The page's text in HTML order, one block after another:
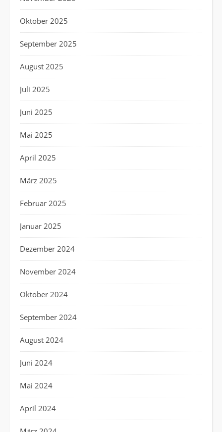
Oktober 2025
September 2025
August 2025
Juli 2025
Juni 2025
Mai 2025
April 2025
März 2025
Februar 2025
Januar 2025
Dezember 2024
November 2024
Oktober 2024
September 2024
August 2024
Juni 2024
Mai 2024
April 2024